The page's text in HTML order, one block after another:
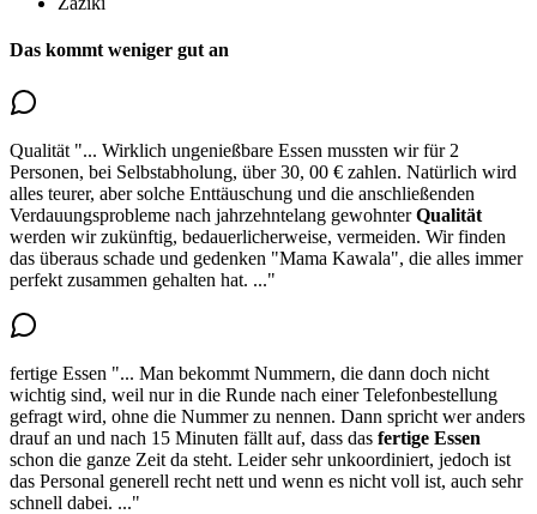
Das kommt weniger gut an
Qualität "... Wirklich ungenießbare Essen mussten wir für 2
Personen, bei Selbstabholung, über 30, 00 € zahlen. Natürlich wird
alles teurer, aber solche Enttäuschung und die anschließenden
Verdauungsprobleme nach jahrzehntelang gewohnterQualität
werden wir zukünftig, bedauerlicherweise, vermeiden. Wir finden
das überaus schade und gedenken "Mama Kawala", die alles immer
perfekt zusammen gehalten hat. ..."
fertige Essen "... Man bekommt Nummern, die dann doch nicht
wichtig sind, weil nur in die Runde nach einer Telefonbestellung
gefragt wird, ohne die Nummer zu nennen. Dann spricht wer anders
drauf an und nach 15 Minuten fällt auf, dass das fertige Essen
schon die ganze Zeit da steht. Leider sehr unkoordiniert, jedoch ist
das Personal generell recht nett und wenn es nicht voll ist, auch sehr
schnell dabei. ..."